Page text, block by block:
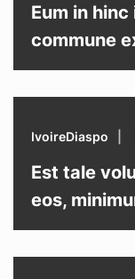
Eum in
commune
IvoireDiaspo
Est tale
eos,